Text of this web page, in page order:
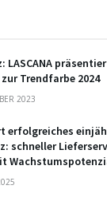
LASCANA
Trendfarbe 2024
2023
erfolgreiches
schneller